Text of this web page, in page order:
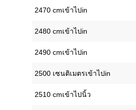
2470 cmเข้าไปin
2480 cmเข้าไปin
2490 cmเข้าไปin
2500 เซนติเมตรเข้าไปin
2510 cmเข้าไปนิ้ว